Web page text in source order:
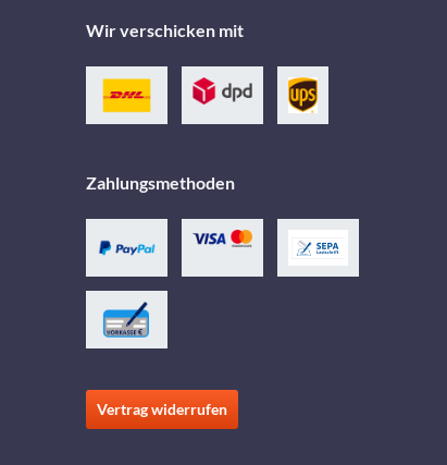
Wir verschicken mit
Zahlungsmethoden
Vertrag widerrufen